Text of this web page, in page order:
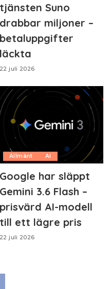
tjänsten Suno
drabbar miljoner –
betaluppgifter
läckta
22 juli 2026
Allmänt AI
Google har släppt
Gemini 3.6 Flash –
prisvärd AI-modell
till ett lägre pris
22 juli 2026